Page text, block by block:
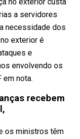
a servidores
necessidade dos
exterior é
e
envolvendo os
em nota.
recebem
os ministros têm